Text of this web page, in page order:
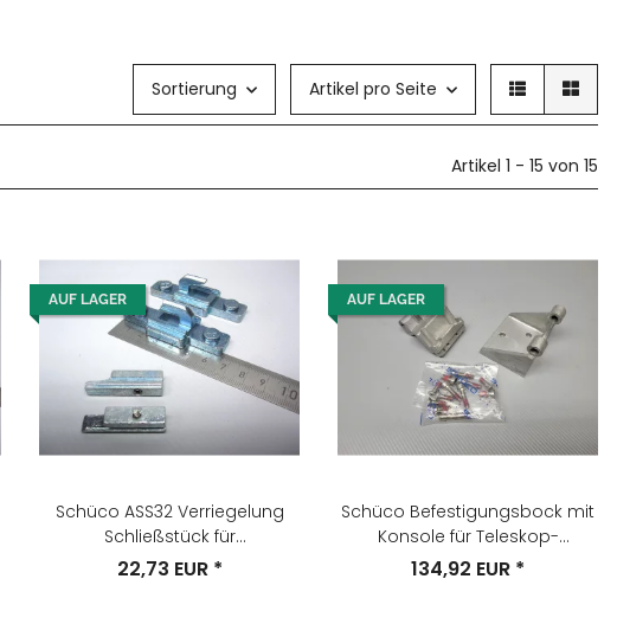
Sortierung Artikel pro Seite
Artikel 1 - 15 von 15
AUF LAGER
Schüco ASS32 Verriegelung
Schließstück für
Mehrfachverriegelung
22,73 EUR *
AUF LAGER
Schüco Befestigungsbock mit
Konsole für Teleskop-
Spindelantrieb Nr.219077
134,92 EUR *